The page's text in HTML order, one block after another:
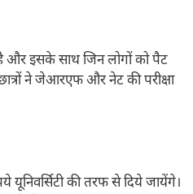
है और इसके साथ जिन लोगों को पैट
ने जेआरएफ और नेट की परीक्षा
यूनिवर्सिटी की तरफ से दिये जायेंगे।